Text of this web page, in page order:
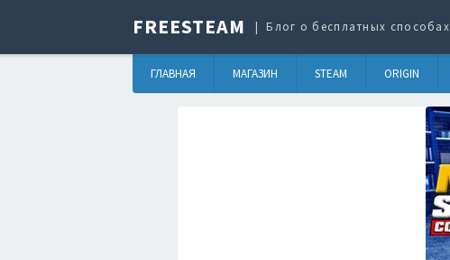
FREESTEAM Блог о бесплатных
ГЛАВНАЯ МАГАЗИН STEAM ORIGIN